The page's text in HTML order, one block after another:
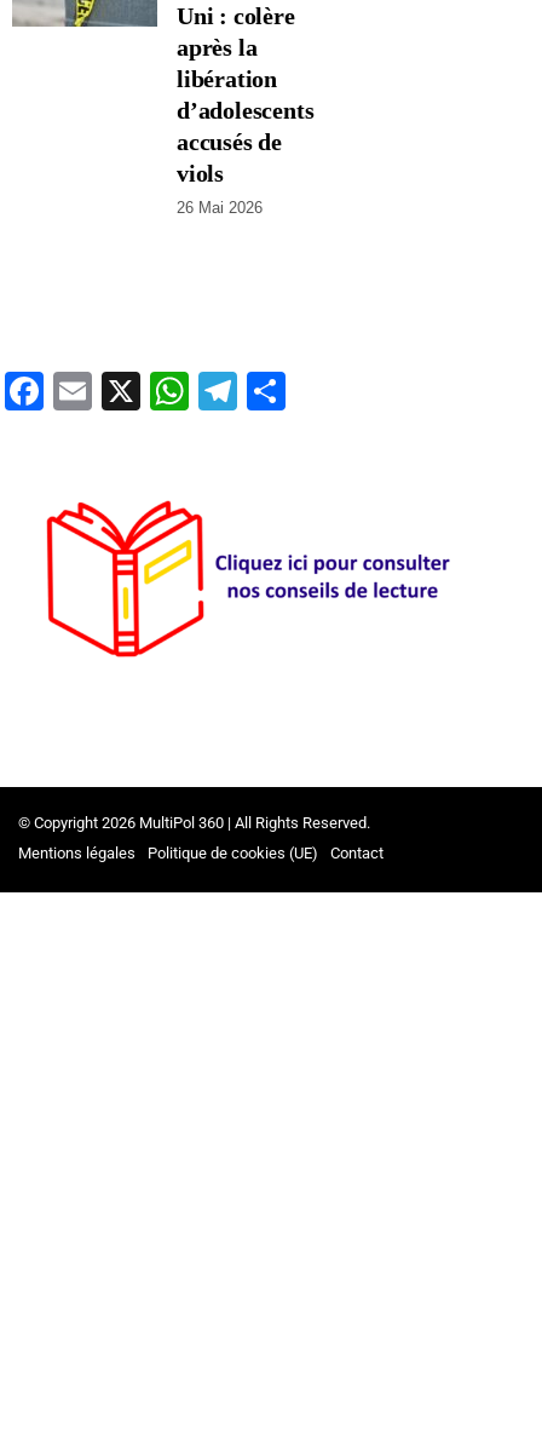
Uni : colère
après la
libération
d’adolescents
accusés de
viols
26 Mai 2026
Facebook
Email
X WhatsApp
Telegram
© Copyright 2026 MultiPol 360 | All Rights Reserved.
Mentions légales
Politique de cookies (UE) Contact